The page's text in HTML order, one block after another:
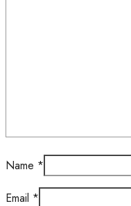
Name *
Email *